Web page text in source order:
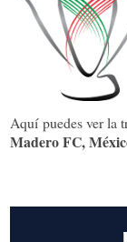
Aquí puedes ver la
Madero FC,